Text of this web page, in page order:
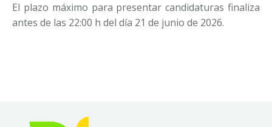
El plazo máximo para presentar candidaturas finaliza
antes de las 22:00 h del día 21 de junio de 2026.